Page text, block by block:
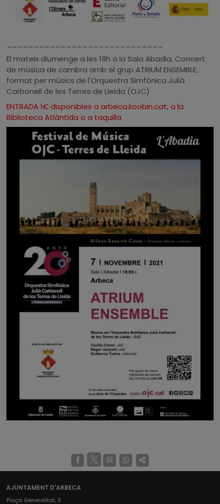
El mateix diumenge a les 18h a la Sala Abadia, Concert
de música de cambra amb el grup ATRIUM ENSEMBLE,
format per músics de l'Orquestra Simfònica Julià
Carbonell de les Terres de Lleida (OJC)
ENTRADA 1€ disponibles a arbeca.koobin.cat, a la
Biblioteca Atlàntida o a taquilla.
AJUNTAMENT D'ARBECA
Plaça Generalitat, 3